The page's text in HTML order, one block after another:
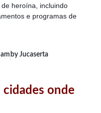
heroína, incluindo
e programas de
by Jucaserta
cidades onde